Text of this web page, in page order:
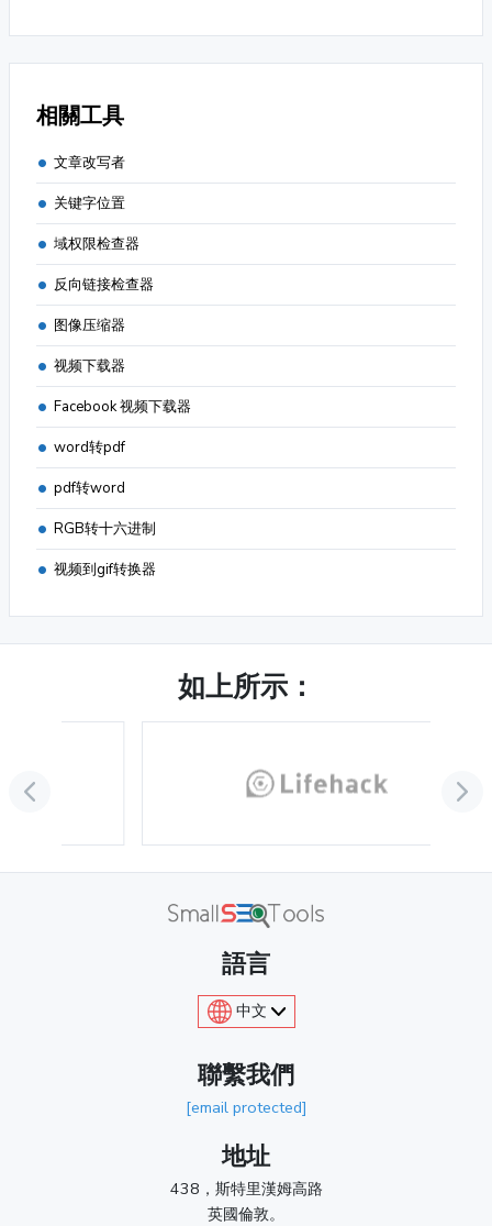
相關工具
文章改写者
关键字位置
域权限检查器
反向链接检查器
图像压缩器
视频下载器
Facebook 视频下载器
word转pdf
pdf转word
RGB转十六进制
视频到gif转换器
如上所示：
語言
中文
聯繫我們
[email protected]
地址
438，斯特里漢姆高路
英國倫敦。